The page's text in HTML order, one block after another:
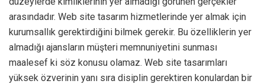
arasındadır. Web site tasarım hizmetlerinde yer almak için
kurumsallık gerektirdiğini bilmek gerekir. Bu özelliklerin yer
almadığı ajansların müşteri memnuniyetini sunması
maalesef ki söz konusu olamaz. Web site tasarımları
yüksek özverinin yanı sıra disiplin gerektiren konulardan bir